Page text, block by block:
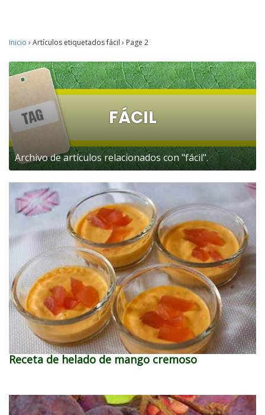
Inicio › Artículos etiquetados fácil › Page 2
FÁCIL
Archivo de artículos relacionados con "fácil".
Receta de helado de mango cremoso